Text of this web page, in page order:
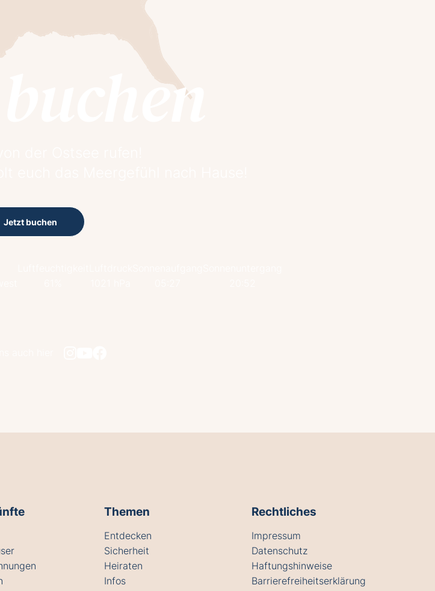
buchen
Jetzt buchen
Themen
Entdecken
Sicherheit
Heiraten
Infos
Rechtliches
Impressum
Datenschutz
Haftungshinweise
Barrierefreiheitserklärung